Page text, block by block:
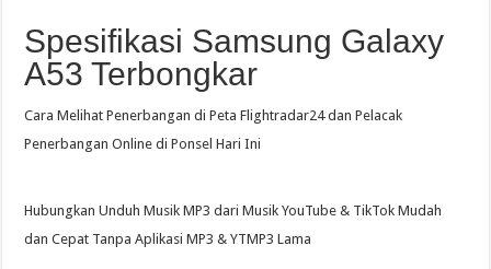
Spesifikasi Samsung Galaxy
A53 Terbongkar
Cara Melihat Penerbangan di Peta Flightradar24 dan Pelacak
Penerbangan Online di Ponsel Hari Ini
Hubungkan Unduh Musik MP3 dari Musik YouTube & TikTok Mudah
dan Cepat Tanpa Aplikasi MP3 & YTMP3 Lama